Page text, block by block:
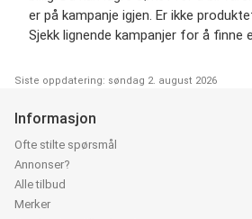
er på kampanje igjen. Er ikke
Sjekk lignende kampanjer for å finne
Siste oppdatering: søndag 2. august 2026
Informasjon
Ofte stilte spørsmål
Annonser?
Alle tilbud
Merker